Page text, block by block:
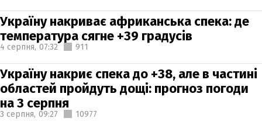
Україну накриває африканська спека: де
температура сягне +39 градусів
4 серпня, 07:32 911
Україну накриє спека до +38, але в частині
областей пройдуть дощі: прогноз погоди
на 3 серпня
3 серпня, 09:27 10977